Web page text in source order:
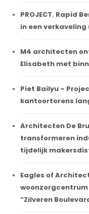
PROJECT. Rapid
in een
M4 architecten
Elisabeth met
Piet Bailyu –
kantoortorens
Architecten De
transformeren
tijdelijk
Eagles of
“Zilveren